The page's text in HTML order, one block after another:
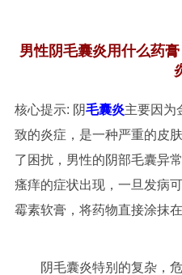
男性阴毛囊炎用什么药
核心提示: 阴毛囊炎主要因为
致的炎症，是一种严重的皮
了困扰，男性的阴部毛囊异
瘙痒的症状出现，一旦发病
霉素软膏，将药物直接涂抹在
阴毛囊炎特别的复杂，危